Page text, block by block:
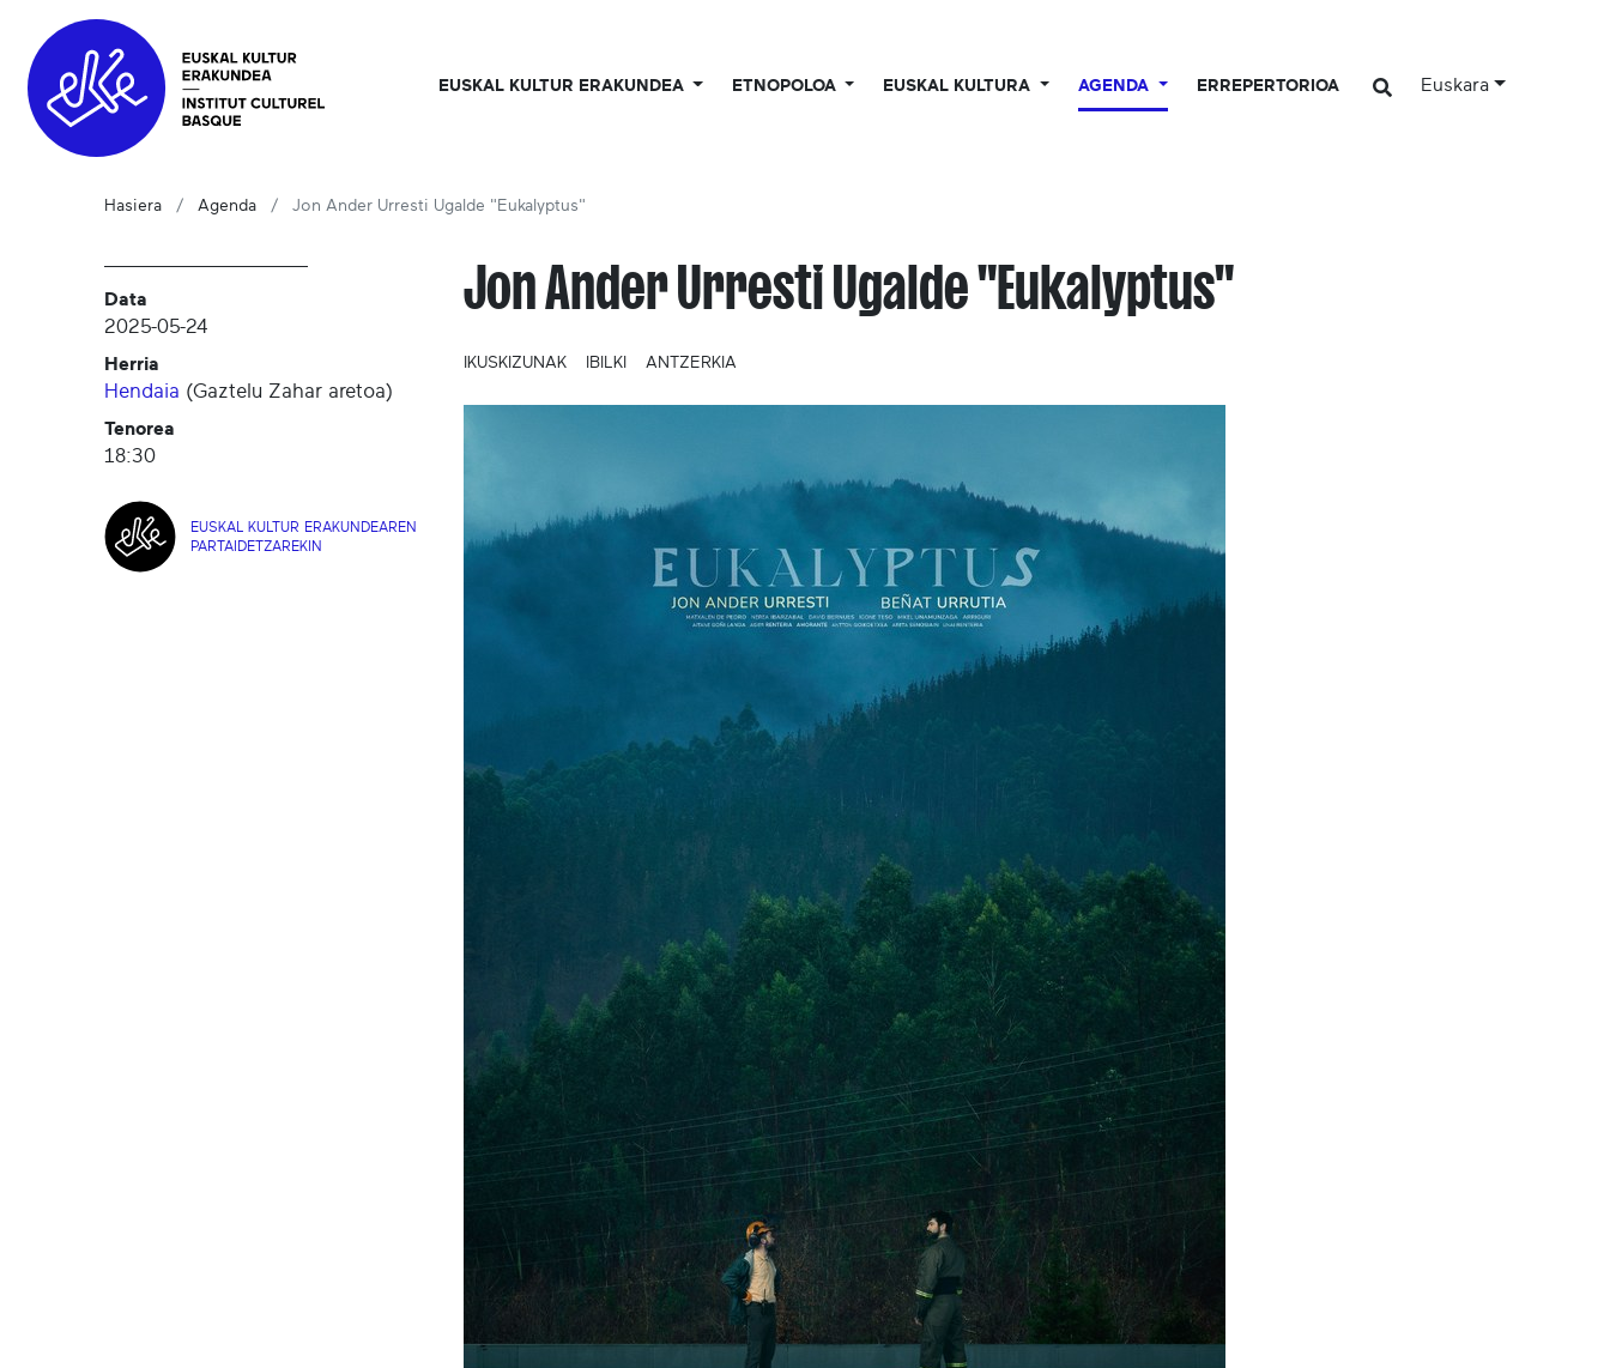
EUSKAL KULTUR ERAKUNDEA ETNOPOLOA EUSKAL KULTURA AGENDA ERREPERTORIOA Euskara
Hasiera Agenda Jon Ander Urresti Ugalde "Eukalyptus"
Data
2025-05-24
Herria
Hendaia (Gaztelu Zahar aretoa)
Tenorea
18:30
EUSKAL KULTUR ERAKUNDEAREN
PARTAIDETZAREKIN
Jon Ander Urresti Ugalde "Eukalyptus"
IKUSKIZUNAK IBILKI ANTZERKIA